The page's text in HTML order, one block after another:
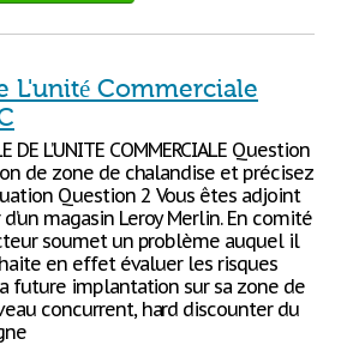
L'unité Commerciale
DE L’UNITE COMMERCIALE Question
de zone de chalandise et précisez
Question 2 Vous êtes adjoint
magasin Leroy Merlin. En comité
soumet un problème auquel il
en effet évaluer les risques
future implantation sur sa zone de
concurrent, hard discounter du